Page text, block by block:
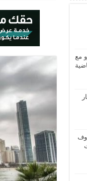
مع